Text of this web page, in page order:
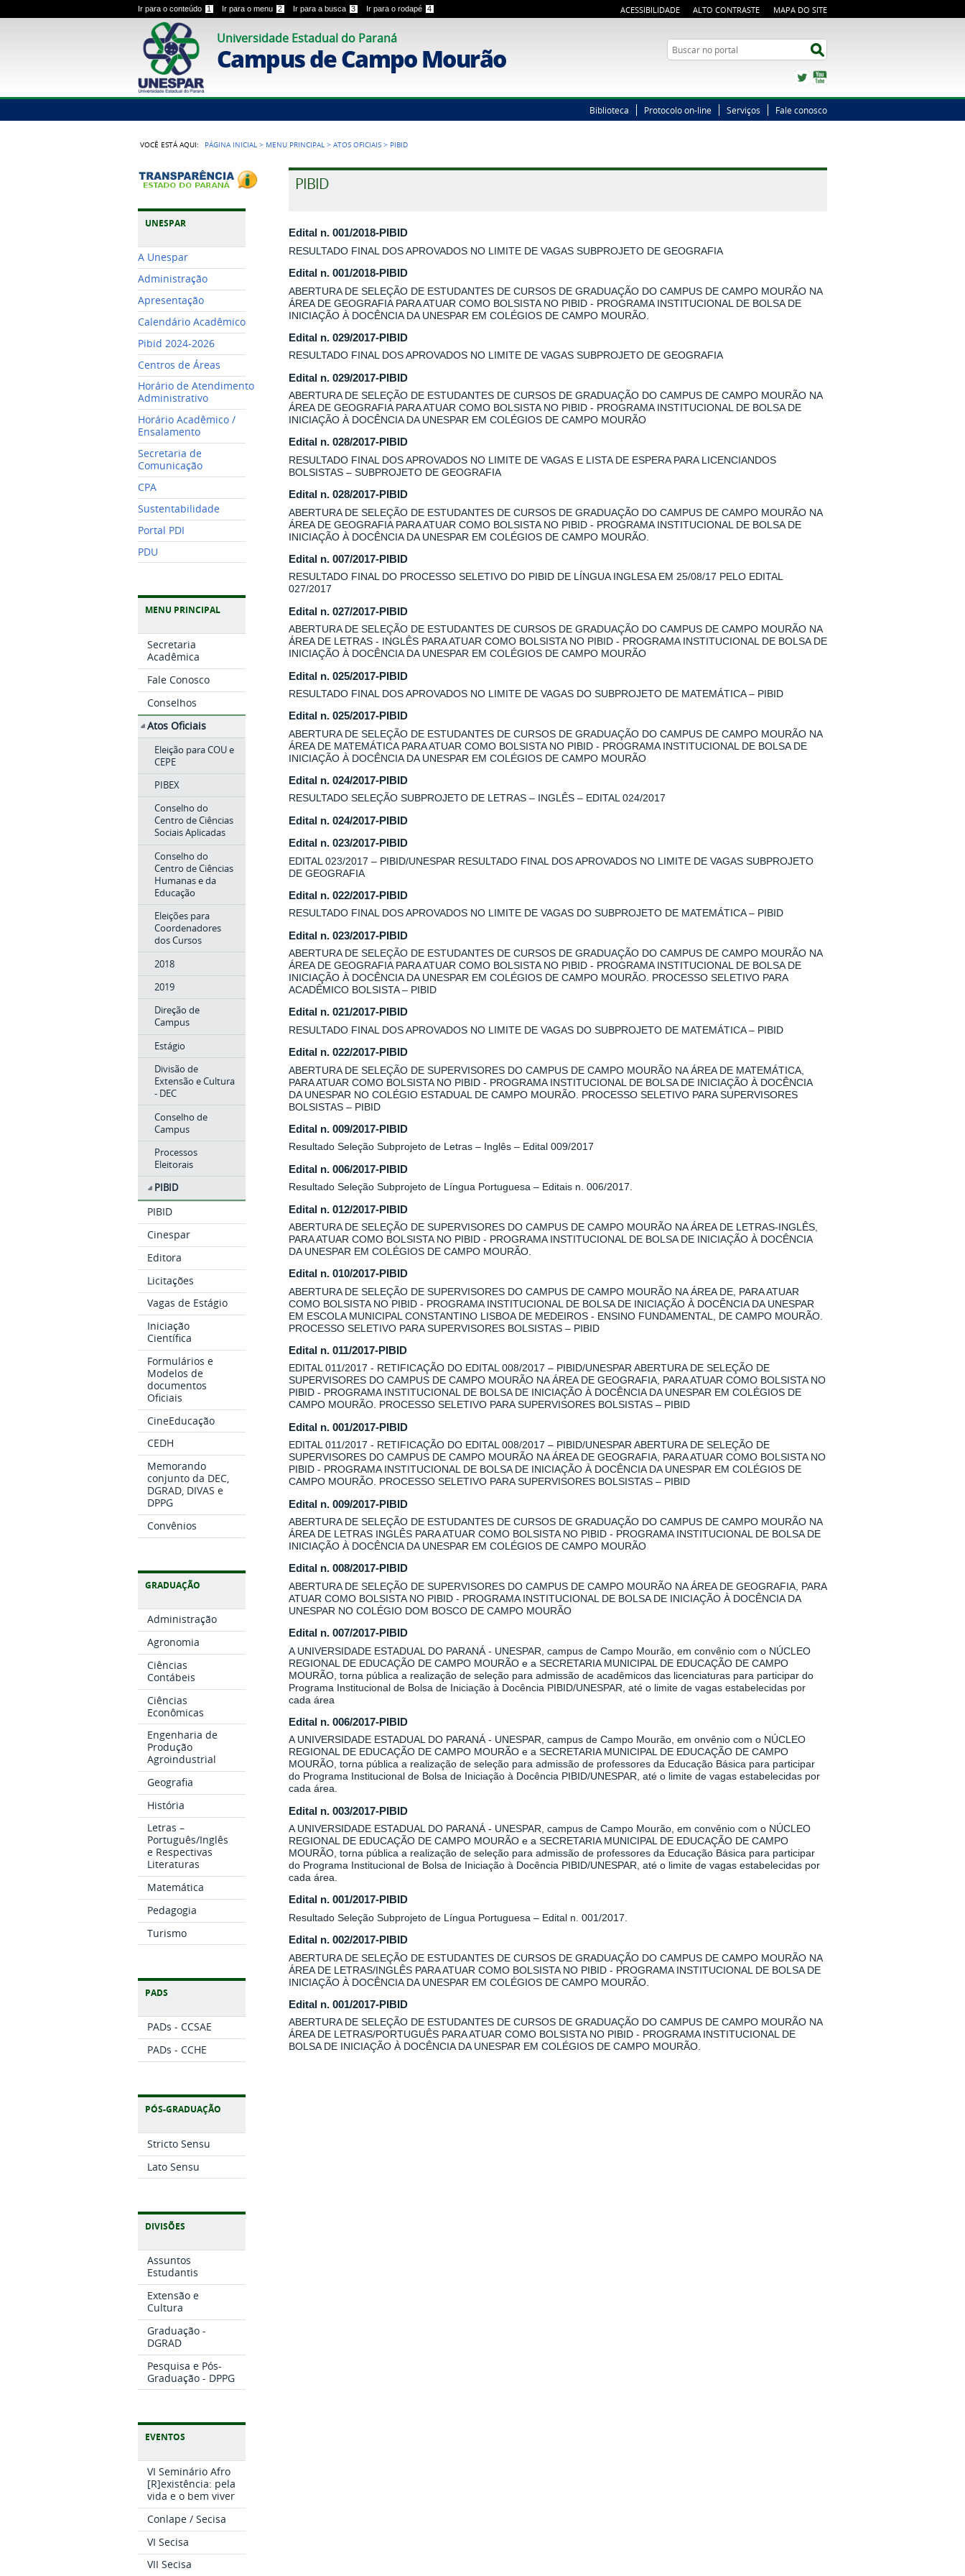
Ir para o conteúdo 1 Ir para o menu 2 Ir para a busca 3 Ir para o rodapé 4 ACESSIBILIDADE ALTO CONTRASTE MAPA DO SITE
Universidade Estadual do Paraná
Campus de Campo Mourão Busca
Twitter
Biblioteca Protocolo on-line Serviços Fale conosco
VOCÊ ESTÁ AQUI: PÁGINA INICIAL > MENU PRINCIPAL >ATOS OFICIAIS > PIBID
UNESPAR
A Unespar
Administração
Apresentação
Calendário Acadêmico
Pibid 2024-2026
Centros de Áreas
Horário de Atendimento
Administrativo
Horário Acadêmico /
Ensalamento
Secretaria de
Comunicação
CPA
Sustentabilidade
Portal PDI
PDU
MENU PRINCIPAL
Secretaria
Acadêmica
Fale Conosco
Conselhos
Atos Oficiais
Eleição para COU e
CEPE
PIBEX
Conselho do
Centro de Ciências
Sociais Aplicadas
Conselho do
Centro de Ciências
Humanas e da
Educação
Eleições para
Coordenadores
dos Cursos
2018
2019
Direção de
Campus
Estágio
Divisão de
Extensão e Cultura
- DEC
Conselho de
Campus
Processos
Eleitorais
PIBID
PIBID
Cinespar
Editora
Licitações
Vagas de Estágio
Iniciação
Científica
Formulários e
Modelos de
documentos
Oficiais
CineEducação
CEDH
Memorando
conjunto da DEC,
DGRAD, DIVAS e
DPPG
Convênios
GRADUAÇÃO
Administração
Agronomia
Ciências
Contábeis
Ciências
Econômicas
Engenharia de
Produção
Agroindustrial
Geografia
História
Letras –
Português/Inglês
e Respectivas
Literaturas
Matemática
Pedagogia
Turismo
PADS
PADs - CCSAE
PADs - CCHE
PÓS-GRADUAÇÃO
Stricto Sensu
Lato Sensu
DIVISÕES
Assuntos
Estudantis
Extensão e
Cultura
Graduação -
DGRAD
Pesquisa e Pós-
Graduação - DPPG
EVENTOS
VI Seminário Afro
[R]existência: pela
vida e o bem viver
Conlape / Secisa
VI Secisa
VII Secisa
PIBID
Edital n. 001/2018-PIBID
RESULTADO FINAL DOS APROVADOS NO LIMITE DE VAGAS SUBPROJETO DE GEOGRAFIA
Edital n. 001/2018-PIBID
ABERTURA DE SELEÇÃO DE ESTUDANTES DE CURSOS DE GRADUAÇÃO DO CAMPUS DE CAMPO MOURÃO NA
ÁREA DE GEOGRAFIA PARA ATUAR COMO BOLSISTA NO PIBID - PROGRAMA INSTITUCIONAL DE BOLSA DE
INICIAÇÃO À DOCÊNCIA DA UNESPAR EM COLÉGIOS DE CAMPO MOURÃO.
Edital n. 029/2017-PIBID
RESULTADO FINAL DOS APROVADOS NO LIMITE DE VAGAS SUBPROJETO DE GEOGRAFIA
Edital n. 029/2017-PIBID
ABERTURA DE SELEÇÃO DE ESTUDANTES DE CURSOS DE GRADUAÇÃO DO CAMPUS DE CAMPO MOURÃO NA
ÁREA DE GEOGRAFIA PARA ATUAR COMO BOLSISTA NO PIBID - PROGRAMA INSTITUCIONAL DE BOLSA DE
INICIAÇÃO À DOCÊNCIA DA UNESPAR EM COLÉGIOS DE CAMPO MOURÃO
Edital n. 028/2017-PIBID
RESULTADO FINAL DOS APROVADOS NO LIMITE DE VAGAS E LISTA DE ESPERA PARA LICENCIANDOS
BOLSISTAS – SUBPROJETO DE GEOGRAFIA
Edital n. 028/2017-PIBID
ABERTURA DE SELEÇÃO DE ESTUDANTES DE CURSOS DE GRADUAÇÃO DO CAMPUS DE CAMPO MOURÃO NA
ÁREA DE GEOGRAFIA PARA ATUAR COMO BOLSISTA NO PIBID - PROGRAMA INSTITUCIONAL DE BOLSA DE
INICIAÇÃO À DOCÊNCIA DA UNESPAR EM COLÉGIOS DE CAMPO MOURÃO.
Edital n. 007/2017-PIBID
RESULTADO FINAL DO PROCESSO SELETIVO DO PIBID DE LÍNGUA INGLESA EM 25/08/17 PELO EDITAL
027/2017
Edital n. 027/2017-PIBID
ABERTURA DE SELEÇÃO DE ESTUDANTES DE CURSOS DE GRADUAÇÃO DO CAMPUS DE CAMPO MOURÃO NA
ÁREA DE LETRAS - INGLÊS PARA ATUAR COMO BOLSISTA NO PIBID - PROGRAMA INSTITUCIONAL DE BOLSA DE
INICIAÇÃO À DOCÊNCIA DA UNESPAR EM COLÉGIOS DE CAMPO MOURÃO
Edital n. 025/2017-PIBID
RESULTADO FINAL DOS APROVADOS NO LIMITE DE VAGAS DO SUBPROJETO DE MATEMÁTICA – PIBID
Edital n. 025/2017-PIBID
ABERTURA DE SELEÇÃO DE ESTUDANTES DE CURSOS DE GRADUAÇÃO DO CAMPUS DE CAMPO MOURÃO NA
ÁREA DE MATEMÁTICA PARA ATUAR COMO BOLSISTA NO PIBID - PROGRAMA INSTITUCIONAL DE BOLSA DE
INICIAÇÃO À DOCÊNCIA DA UNESPAR EM COLÉGIOS DE CAMPO MOURÃO
Edital n. 024/2017-PIBID
RESULTADO SELEÇÃO SUBPROJETO DE LETRAS – INGLÊS – EDITAL 024/2017
Edital n. 024/2017-PIBID
Edital n. 023/2017-PIBID
EDITAL 023/2017 – PIBID/UNESPAR RESULTADO FINAL DOS APROVADOS NO LIMITE DE VAGAS SUBPROJETO
DE GEOGRAFIA
Edital n. 022/2017-PIBID
RESULTADO FINAL DOS APROVADOS NO LIMITE DE VAGAS DO SUBPROJETO DE MATEMÁTICA – PIBID
Edital n. 023/2017-PIBID
ABERTURA DE SELEÇÃO DE ESTUDANTES DE CURSOS DE GRADUAÇÃO DO CAMPUS DE CAMPO MOURÃO NA
ÁREA DE GEOGRAFIA PARA ATUAR COMO BOLSISTA NO PIBID - PROGRAMA INSTITUCIONAL DE BOLSA DE
INICIAÇÃO À DOCÊNCIA DA UNESPAR EM COLÉGIOS DE CAMPO MOURÃO. PROCESSO SELETIVO PARA
ACADÊMICO BOLSISTA – PIBID
Edital n. 021/2017-PIBID
RESULTADO FINAL DOS APROVADOS NO LIMITE DE VAGAS DO SUBPROJETO DE MATEMÁTICA – PIBID
Edital n. 022/2017-PIBID
ABERTURA DE SELEÇÃO DE SUPERVISORES DO CAMPUS DE CAMPO MOURÃO NA ÁREA DE MATEMÁTICA,
PARA ATUAR COMO BOLSISTA NO PIBID - PROGRAMA INSTITUCIONAL DE BOLSA DE INICIAÇÃO À DOCÊNCIA
DA UNESPAR NO COLÉGIO ESTADUAL DE CAMPO MOURÃO. PROCESSO SELETIVO PARA SUPERVISORES
BOLSISTAS – PIBID
Edital n. 009/2017-PIBID
Resultado Seleção Subprojeto de Letras – Inglês – Edital 009/2017
Edital n. 006/2017-PIBID
Resultado Seleção Subprojeto de Língua Portuguesa – Editais n. 006/2017.
Edital n. 012/2017-PIBID
ABERTURA DE SELEÇÃO DE SUPERVISORES DO CAMPUS DE CAMPO MOURÃO NA ÁREA DE LETRAS-INGLÊS,
PARA ATUAR COMO BOLSISTA NO PIBID - PROGRAMA INSTITUCIONAL DE BOLSA DE INICIAÇÃO À DOCÊNCIA
DA UNESPAR EM COLÉGIOS DE CAMPO MOURÃO.
Edital n. 010/2017-PIBID
ABERTURA DE SELEÇÃO DE SUPERVISORES DO CAMPUS DE CAMPO MOURÃO NA ÁREA DE, PARA ATUAR
COMO BOLSISTA NO PIBID - PROGRAMA INSTITUCIONAL DE BOLSA DE INICIAÇÃO À DOCÊNCIA DA UNESPAR
EM ESCOLA MUNICIPAL CONSTANTINO LISBOA DE MEDEIROS - ENSINO FUNDAMENTAL, DE CAMPO MOURÃO.
PROCESSO SELETIVO PARA SUPERVISORES BOLSISTAS – PIBID
Edital n. 011/2017-PIBID
EDITAL 011/2017 - RETIFICAÇÃO DO EDITAL 008/2017 – PIBID/UNESPAR ABERTURA DE SELEÇÃO DE
SUPERVISORES DO CAMPUS DE CAMPO MOURÃO NA ÁREA DE GEOGRAFIA, PARA ATUAR COMO BOLSISTA NO
PIBID - PROGRAMA INSTITUCIONAL DE BOLSA DE INICIAÇÃO À DOCÊNCIA DA UNESPAR EM COLÉGIOS DE
CAMPO MOURÃO. PROCESSO SELETIVO PARA SUPERVISORES BOLSISTAS – PIBID
Edital n. 001/2017-PIBID
EDITAL 011/2017 - RETIFICAÇÃO DO EDITAL 008/2017 – PIBID/UNESPAR ABERTURA DE SELEÇÃO DE
SUPERVISORES DO CAMPUS DE CAMPO MOURÃO NA ÁREA DE GEOGRAFIA, PARA ATUAR COMO BOLSISTA NO
PIBID - PROGRAMA INSTITUCIONAL DE BOLSA DE INICIAÇÃO À DOCÊNCIA DA UNESPAR EM COLÉGIOS DE
CAMPO MOURÃO. PROCESSO SELETIVO PARA SUPERVISORES BOLSISTAS – PIBID
Edital n. 009/2017-PIBID
ABERTURA DE SELEÇÃO DE ESTUDANTES DE CURSOS DE GRADUAÇÃO DO CAMPUS DE CAMPO MOURÃO NA
ÁREA DE LETRAS INGLÊS PARA ATUAR COMO BOLSISTA NO PIBID - PROGRAMA INSTITUCIONAL DE BOLSA DE
INICIAÇÃO À DOCÊNCIA DA UNESPAR EM COLÉGIOS DE CAMPO MOURÃO
Edital n. 008/2017-PIBID
ABERTURA DE SELEÇÃO DE SUPERVISORES DO CAMPUS DE CAMPO MOURÃO NA ÁREA DE GEOGRAFIA, PARA
ATUAR COMO BOLSISTA NO PIBID - PROGRAMA INSTITUCIONAL DE BOLSA DE INICIAÇÃO À DOCÊNCIA DA
UNESPAR NO COLÉGIO DOM BOSCO DE CAMPO MOURÃO
Edital n. 007/2017-PIBID
A UNIVERSIDADE ESTADUAL DO PARANÁ - UNESPAR, campus de Campo Mourão, em convênio com o NÚCLEO
REGIONAL DE EDUCAÇÃO DE CAMPO MOURÃO e a SECRETARIA MUNICIPAL DE EDUCAÇÃO DE CAMPO
MOURÃO, torna pública a realização de seleção para admissão de acadêmicos das licenciaturas para participar do
Programa Institucional de Bolsa de Iniciação à Docência PIBID/UNESPAR, até o limite de vagas estabelecidas por
cada área
Edital n. 006/2017-PIBID
A UNIVERSIDADE ESTADUAL DO PARANÁ - UNESPAR, campus de Campo Mourão, em onvênio com o NÚCLEO
REGIONAL DE EDUCAÇÃO DE CAMPO MOURÃO e a SECRETARIA MUNICIPAL DE EDUCAÇÃO DE CAMPO
MOURÃO, torna pública a realização de seleção para admissão de professores da Educação Básica para participar
do Programa Institucional de Bolsa de Iniciação à Docência PIBID/UNESPAR, até o limite de vagas estabelecidas por
cada área.
Edital n. 003/2017-PIBID
A UNIVERSIDADE ESTADUAL DO PARANÁ - UNESPAR, campus de Campo Mourão, em convênio com o NÚCLEO
REGIONAL DE EDUCAÇÃO DE CAMPO MOURÃO e a SECRETARIA MUNICIPAL DE EDUCAÇÃO DE CAMPO
MOURÃO, torna pública a realização de seleção para admissão de professores da Educação Básica para participar
do Programa Institucional de Bolsa de Iniciação à Docência PIBID/UNESPAR, até o limite de vagas estabelecidas por
cada área.
Edital n. 001/2017-PIBID
Resultado Seleção Subprojeto de Língua Portuguesa – Edital n. 001/2017.
Edital n. 002/2017-PIBID
ABERTURA DE SELEÇÃO DE ESTUDANTES DE CURSOS DE GRADUAÇÃO DO CAMPUS DE CAMPO MOURÃO NA
ÁREA DE LETRAS/INGLÊS PARA ATUAR COMO BOLSISTA NO PIBID - PROGRAMA INSTITUCIONAL DE BOLSA DE
INICIAÇÃO À DOCÊNCIA DA UNESPAR EM COLÉGIOS DE CAMPO MOURÃO.
Edital n. 001/2017-PIBID
ABERTURA DE SELEÇÃO DE ESTUDANTES DE CURSOS DE GRADUAÇÃO DO CAMPUS DE CAMPO MOURÃO NA
ÁREA DE LETRAS/PORTUGUÊS PARA ATUAR COMO BOLSISTA NO PIBID - PROGRAMA INSTITUCIONAL DE
BOLSA DE INICIAÇÃO À DOCÊNCIA DA UNESPAR EM COLÉGIOS DE CAMPO MOURÃO.